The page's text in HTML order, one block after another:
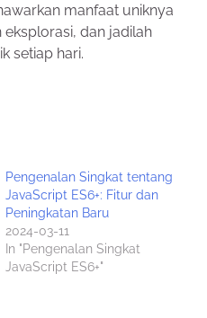
manfaat uniknya
eksplorasi, dan jadilah
setiap hari.
Pengenalan Singkat tentang
JavaScript ES6+: Fitur dan
Peningkatan Baru
2024-03-11
In "Pengenalan Singkat
JavaScript ES6+"